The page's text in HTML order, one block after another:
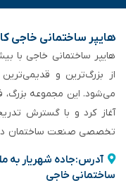
هایپر ساختمانی خاجی‌
از بزرگ‌ترین و
می‌شود. این مجموعه بزرگ،
آغاز کرد و با گسترش
تخصصی صنعت ساختمان در
آدرس:جاده شهریار به
ساختمانی خاجی